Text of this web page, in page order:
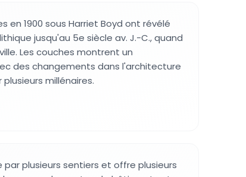
en 1900 sous Harriet Boyd ont révélé
jusqu'au 5e siècle av. J.-C., quand
Les couches montrent un
des changements dans l'architecture
millénaires.
par plusieurs sentiers et offre plusieurs